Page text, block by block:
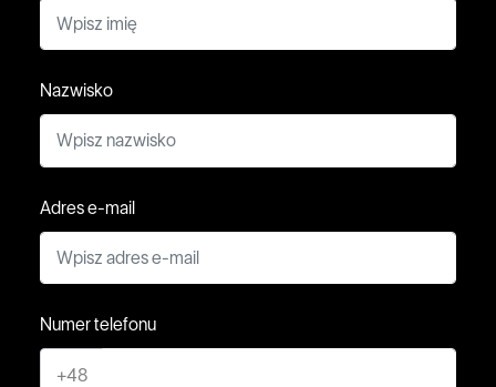
Nazwisko
Adres e-mail
Numer telefonu
+48